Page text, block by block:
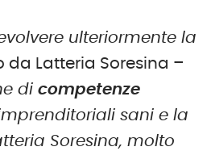
ulteriormente la
da Latteria Soresina –
di competenze
sani e la
Soresina, molto